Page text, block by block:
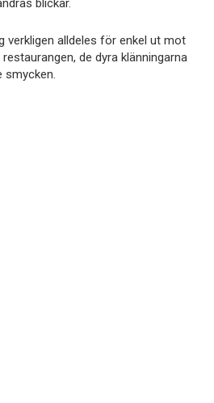
blickar.
verkligen alldeles för enkel ut mot
de dyra klänningarna
smycken.